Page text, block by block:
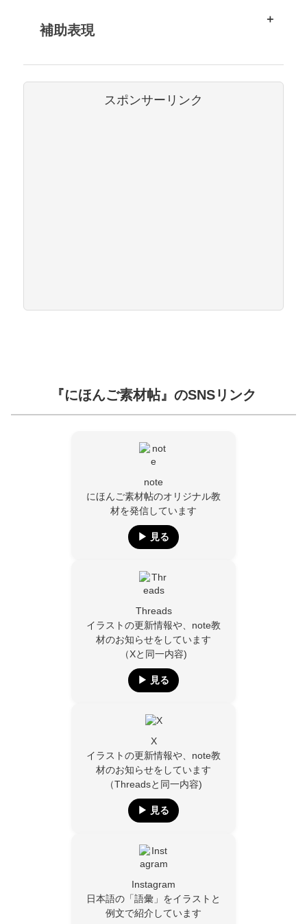
補助表現
スポンサーリンク
『にほんご素材帖』のSNSリンク
note
にほんご素材帖のオリジナル教
材を発信しています
▶︎ 見る
Threads
イラストの更新情報や、note教
材のお知らせをしています
（Xと同一内容)
▶︎ 見る
X
イラストの更新情報や、note教
材のお知らせをしています
（Threadsと同一内容)
▶︎ 見る
Instagram
日本語の「語彙」をイラストと
例文で紹介しています